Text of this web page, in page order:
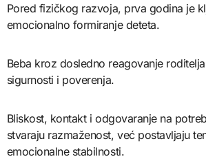
Pored fizičkog razvoja, prva godina je
emocionalno formiranje deteta.
Beba kroz dosledno reagovanje
sigurnosti i poverenja.
Bliskost, kontakt i odgovaranje na
stvaraju razmaženost, već postavljaju
emocionalne stabilnosti.